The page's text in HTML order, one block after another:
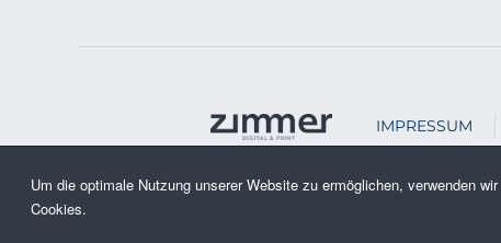
Um die optimale Nutzung unserer Website zu ermöglichen, verwenden
Cookies.
IMPRESSUM
Copyright © 2026